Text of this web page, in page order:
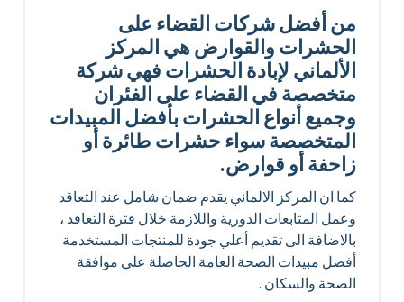
من أفضل شركات القضاء على
الحشرات والقوارض هي المركز
الألماني لإبادة الحشرات فهي شركة
متخصصة في القضاء على الفئران
وجميع أنواع الحشرات بأفضل المبيدات
المتخصصة سواء حشرات طائرة أو
زاحفة أو قوارض.
كما ان المركز الالماني يقدم ضمان شامل عند التعاقد
وعمل المتابعات الدورية واللازمة خلال فترة التعاقد ،
بالاضافة الى تقديم أعلي جودة للمنتجات المستخدمة
أفضل مبيدات الصحة العامة الحاصلة علي موافقة
الصحة والسكان .